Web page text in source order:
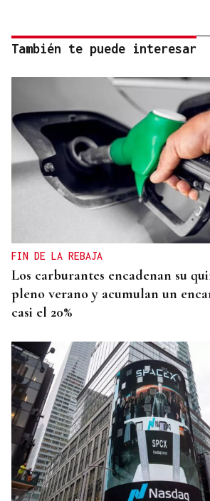
También te puede interesar
FIN DE LA REBAJA
Los carburantes encadenan su
pleno verano y acumulan un
casi el 20%